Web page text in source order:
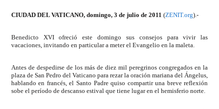
CIUDAD DEL VATICANO, domingo, 3 de julio de 2011 (ZENIT.org).-
Benedicto XVI ofreció este domingo sus consejos para vivir las
vacaciones, invitando en particular a meter el Evangelio en la maleta.
Antes de despedirse de los más de diez mil peregrinos congregados en la
plaza de San Pedro del Vaticano para rezar la oración mariana del Ángelus,
hablando en francés, el Santo Padre quiso compartir una breve reflexión
sobe el período de descanso estival que tiene lugar en el hemisferio norte.